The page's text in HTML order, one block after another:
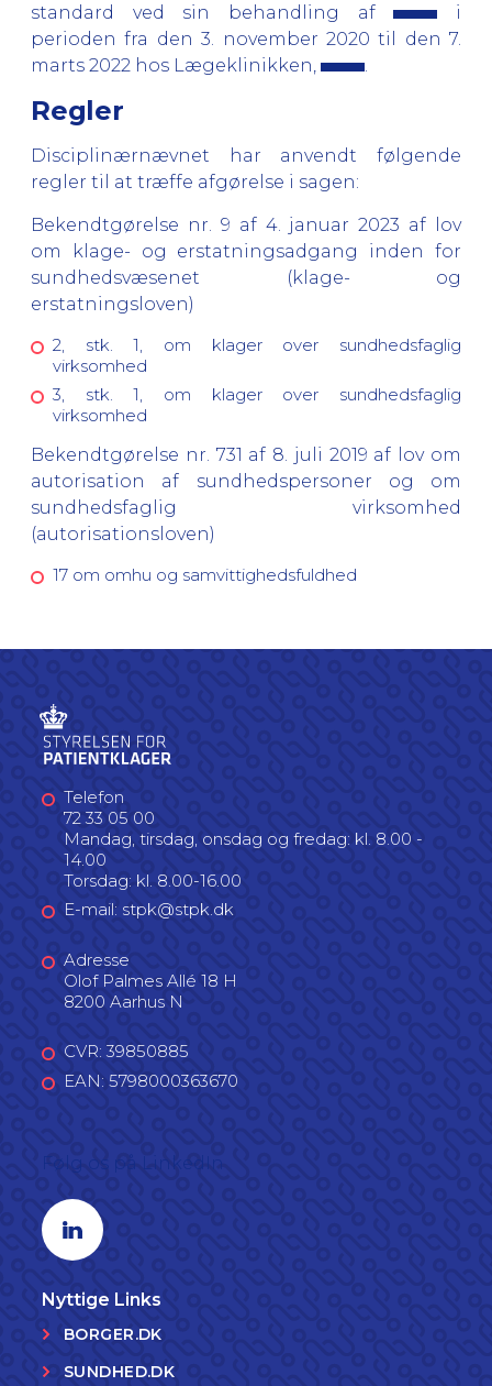
standard ved sin behandling af
i
perioden fra den 3. november 2020 til den 7.
marts 2022 hos Lægeklinikken,
Regler
Disciplinærnævnet har anvendt følgende
regler til at træffe afgørelse i sagen:
Bekendtgørelse nr. 9 af 4. januar 2023 af lov
om klage- og erstatningsadgang inden for
sundhedsvæsenet (klage- og
erstatningsloven)
2, stk. 1, om klager over sundhedsfaglig
virksomhed
3, stk. 1, om klager over sundhedsfaglig
virksomhed
Bekendtgørelse nr. 731 af 8. juli 2019 af lov om
autorisation af sundhedspersoner og om
sundhedsfaglig virksomhed
(autorisationsloven)
17 om omhu og samvittighedsfuldhed
Telefon
72 33 05 00
Mandag, tirsdag, onsdag og fredag: kl. 8.00 -
14.00
Torsdag: kl. 8.00-16.00
E-mail: stpk@stpk.dk
Adresse
Olof Palmes Allé 18 H
8200 Aarhus N
CVR: 39850885
EAN: 5798000363670
Linkedin profil
Nyttige Links
BORGER.DK
SUNDHED.DK